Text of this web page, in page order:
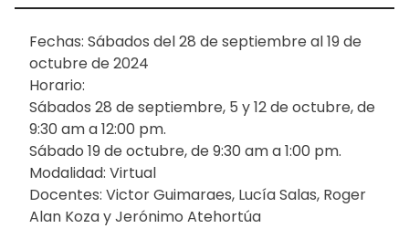
Fechas: Sábados del 28 de septiembre al 19 de
octubre de 2024
Horario:
Sábados 28 de septiembre, 5 y 12 de octubre, de
9:30 am a 12:00 pm.
Sábado 19 de octubre, de 9:30 am a 1:00 pm.
Modalidad: Virtual
Docentes: Victor Guimaraes, Lucía Salas, Roger
Alan Koza y Jerónimo Atehortúa